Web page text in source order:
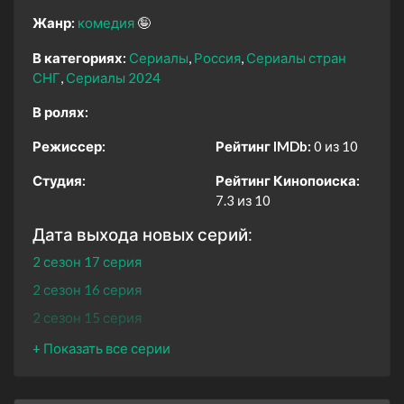
Жанр: комедия 🤪
В категориях: Сериалы Россия Сериалы стран
СНГ Сериалы 2024
В ролях:
Режиссер:
Студия:
Рейтинг IMDb: 0 из 10
Рейтинг Кинопоиска:
7.3 из 10
Дата выхода новых серий:
2 сезон 17 серия
2 сезон 16 серия
2 сезон 15 серия
2 сезон 14 серия